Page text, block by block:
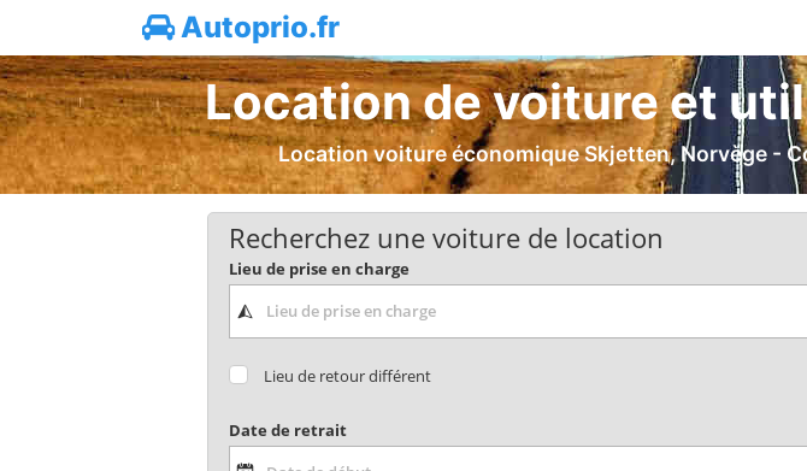
Autoprio.fr
Location de voiture et
Location voiture économique Skjetten, Norvège -
Recherchez une voiture de location
Lieu de prise en charge
Lieu de retour différent
Date de retrait